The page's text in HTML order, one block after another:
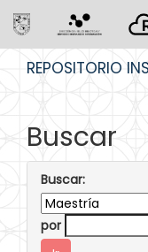
REPOSITORIO
Buscar
Buscar:
por